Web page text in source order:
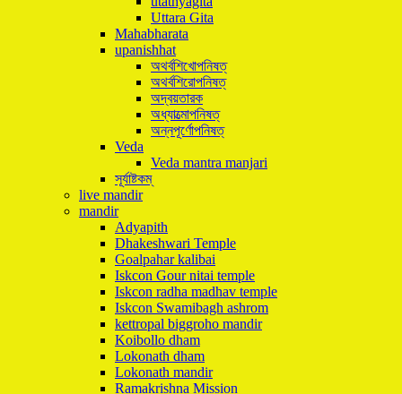
Uttara Gita
Mahabharata
upanishhat
অথর্বশিখোপনিষত্
অথর্বশিরোপনিষত্
অদ্বয়তারক
অধ্যাত্মোপনিষত্
অন্নপূর্ণোপনিষত্
Veda
Veda mantra manjari
সূর্যাষ্টকম্
live mandir
mandir
Adyapith
Dhakeshwari Temple
Goalpahar kalibai
Iskcon Gour nitai temple
Iskcon radha madhav temple
Iskcon Swamibagh ashrom
kettropal biggroho mandir
Koibollo dham
Lokonath dham
Lokonath mandir
Ramakrishna Mission